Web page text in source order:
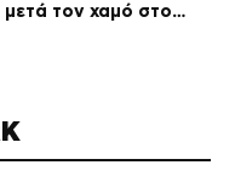
μετά τον χαμό στο